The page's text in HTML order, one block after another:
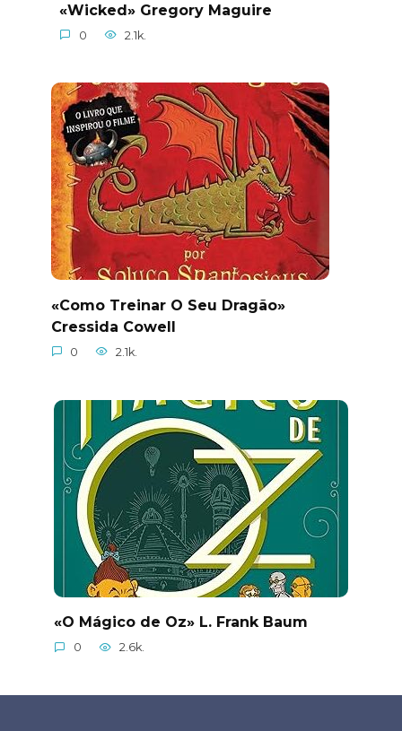
«Wicked» Gregory Maguire
0 2.1k.
«Como Treinar O Seu Dragão»
Cressida Cowell
0 2.1k.
«O Mágico de Oz» L. Frank Baum
0 2.6k.